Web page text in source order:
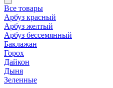
Все товары
Арбуз красный
Арбуз желтый
Арбуз бессемянный
Баклажан
Горох
Дайкон
Дыня
Зеленные